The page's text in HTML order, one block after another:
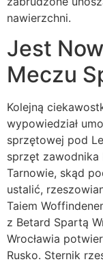
nawierzchni.
Jest
Meczu
Kolejną
wypowiedział
sprzętowej pod
sprzęt zawodnika
Tarnowie, skąd
ustalić,
Taiem
z Betard Spartą
Wrocławia
Rusko. Sternik